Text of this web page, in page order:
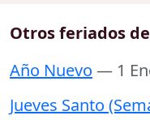
Otros feriados
Año Nuevo — 1
Jueves Santo